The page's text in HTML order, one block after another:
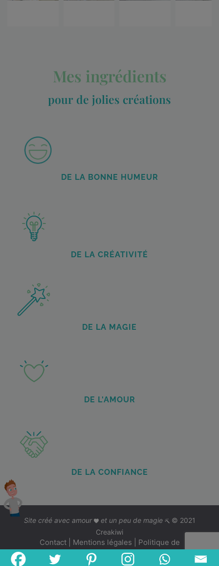
Mes ingrédients
pour de jolies créations
DE LA BONNE HUMEUR
DE LA CRÉATIVITÉ
DE LA MAGIE
DE L'AMOUR
DE LA CONFIANCE
Site créé avec amour et un peu de magie
© 2021
Creakiwi
Contact| Mentions légales
Politique de
confidentialité